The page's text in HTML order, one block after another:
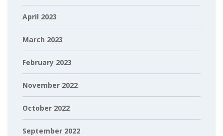
April 2023
March 2023
February 2023
November 2022
October 2022
September 2022